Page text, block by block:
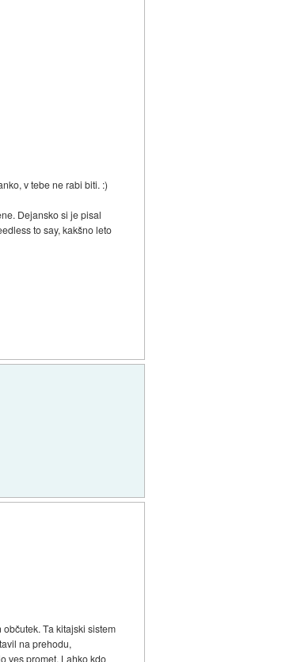
v tebe ne rabi biti. :)
Dejansko si je pisal
to say, kakšno leto
Ta kitajski sistem
na prehodu,
ves promet. Lahko kdo